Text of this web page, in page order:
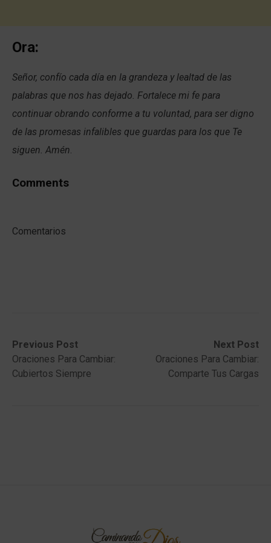
Ora:
Señor, confío cada día en la grandeza y lealtad de las
palabras que nos has dejado. Fortalece mi fe para
continuar obrando conforme a tu voluntad, para ser digno
de las promesas infalibles que guardas para los que Te
siguen. Amén
Comments
Comentarios
Post
navigation
Previous Post
Previous
post:Oraciones Para Cambiar:
Cubiertos Siempre
Next Post
Next
post:
Oraciones Para Cambiar:
Comparte Tus Cargas